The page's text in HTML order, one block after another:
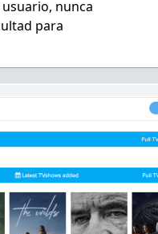
nunca
para